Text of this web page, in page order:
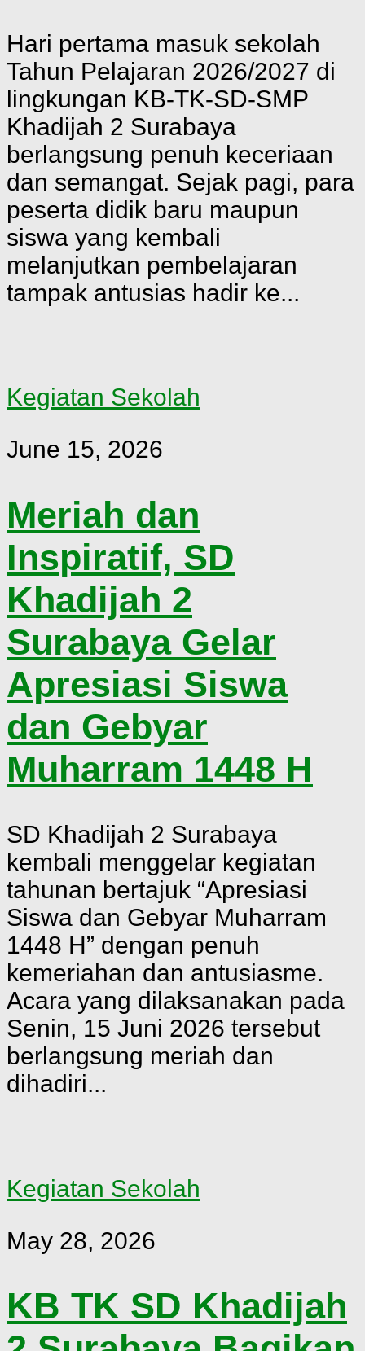
Hari pertama masuk sekolah
Tahun Pelajaran 2026/2027 di
lingkungan KB-TK-SD-SMP
Khadijah 2 Surabaya
berlangsung penuh keceriaan
dan semangat. Sejak pagi, para
peserta didik baru maupun
siswa yang kembali
melanjutkan pembelajaran
tampak antusias hadir ke...
Kegiatan Sekolah
June 15, 2026
Meriah dan
Inspiratif, SD
Khadijah 2
Surabaya Gelar
Apresiasi Siswa
dan Gebyar
Muharram 1448 H
SD Khadijah 2 Surabaya
kembali menggelar kegiatan
tahunan bertajuk “Apresiasi
Siswa dan Gebyar Muharram
1448 H” dengan penuh
kemeriahan dan antusiasme.
Acara yang dilaksanakan pada
Senin, 15 Juni 2026 tersebut
berlangsung meriah dan
dihadiri...
Kegiatan Sekolah
May 28, 2026
KB TK SD Khadijah